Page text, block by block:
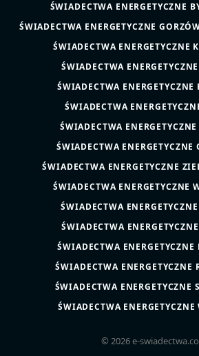
ŚWIADECTWA ENERGETYCZNE
ŚWIADECTWA ENERGETYCZNE
ŚWIADECTWA ENERGETYCZNE
ŚWIADECTWA
ŚWIADECTWA ENERGETYCZNE
ŚWIADECTWA
ŚWIADECTWA
ŚWIADECTWA ENERGETYCZNE
ŚWIADECTWA ENERGETYCZNE
ŚWIADECTWA ENERGETYCZNE
ŚWIADECTWA
ŚWIADECTWA
ŚWIADECTWA ENERGETYCZNE
ŚWIADECTWA ENERGETYCZNE
ŚWIADECTWA ENERGETYCZNE
ŚWIADECTWA ENERGETYCZNE
© 2026 e-